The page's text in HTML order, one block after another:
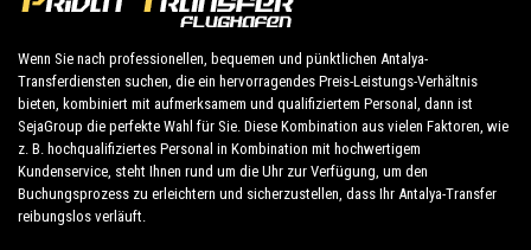
Wenn Sie nach professionellen, bequemen und pünktlichen Antalya-
Transferdiensten suchen, die ein hervorragendes Preis-Leistungs-Verhältnis
bieten, kombiniert mit aufmerksamem und qualifiziertem Personal, dann ist
SejaGroup die perfekte Wahl für Sie. Diese Kombination aus vielen Faktoren, wie
z. B. hochqualifiziertes Personal in Kombination mit hochwertigem
Kundenservice, steht Ihnen rund um die Uhr zur Verfügung, um den
Buchungsprozess zu erleichtern und sicherzustellen, dass Ihr Antalya-Transfer
reibungslos verläuft.